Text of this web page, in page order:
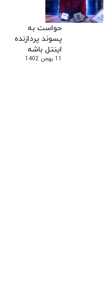
حواست به
پسوند پردازنده
اینتل باشه
11 بهمن 1402